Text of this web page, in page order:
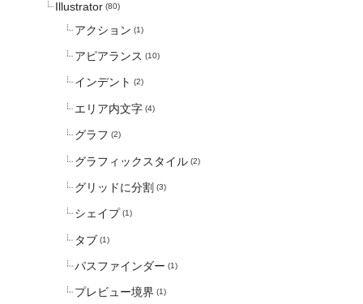
Illustrator (80)
アクション (1)
アピアランス (10)
インデント (2)
エリア内文字 (4)
グラフ (2)
グラフィックスタイル (2)
グリッドに分割 (3)
シェイプ (1)
タブ (1)
パスファインダー (1)
プレビュー境界 (1)